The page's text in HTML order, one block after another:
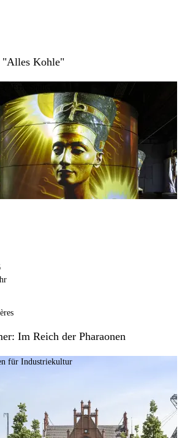
"Alles Kohle"
/ Eric Spiller
Im Reich der Pharaonen
für Industriekultur